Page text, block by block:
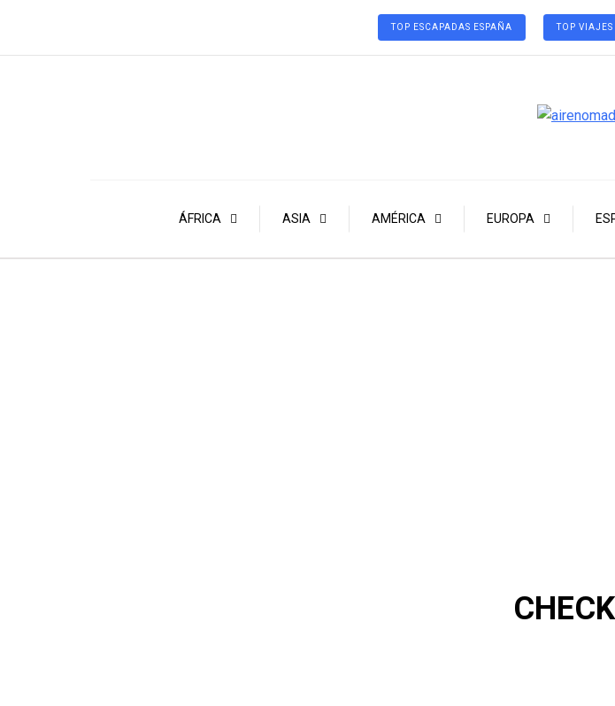
TOP ESCAPADAS ESPAÑA TOP VIAJES
ÁFRICA ASIA AMÉRICA EUROPA